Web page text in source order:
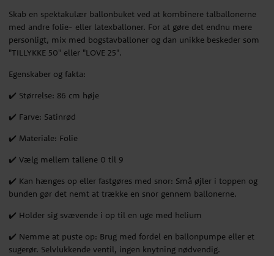
Skab en spektakulær ballonbuket ved at kombinere talballonerne
med andre folie- eller latexballoner. For at gøre det endnu mere
personligt, mix med bogstavballoner og dan unikke beskeder som
"TILLYKKE 50" eller "LOVE 25".
Egenskaber og fakta:
✔️ Størrelse: 86 cm høje
✔️ Farve: Satinrød
✔️ Materiale: Folie
✔️ Vælg mellem tallene 0 til 9
✔️ Kan hænges op eller fastgøres med snor: Små øjler i toppen og
bunden gør det nemt at trække en snor gennem ballonerne.
✔️ Holder sig svævende i op til en uge med helium
✔️ Nemme at puste op: Brug med fordel en ballonpumpe eller et
sugerør. Selvlukkende ventil, ingen knytning nødvendig.